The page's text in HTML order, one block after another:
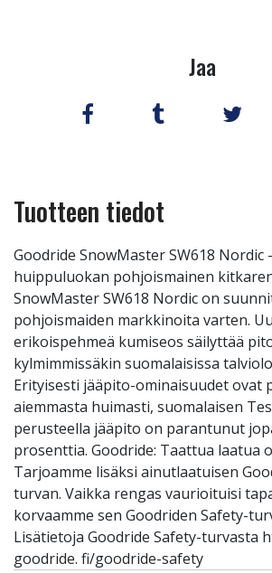
Jaa
Tuotteen tiedot
Goodride SnowMaster SW618 Nordic
huippuluokan pohjoismainen
SnowMaster SW618 Nordic on
pohjoismaiden markkinoita varten.
erikoispehmeä kumiseos säilyttää
kylmimmissäkin suomalaisissa
Erityisesti jääpito-ominaisuudet ovat
aiemmasta huimasti, suomalaisen
perusteella jääpito on parantunut
prosenttia. Goodride: Taattua laatua
Tarjoamme lisäksi ainutlaatuisen
turvan. Vaikka rengas vaurioituisi
korvaamme sen Goodriden Safety-
Lisätietoja Goodride Safety-turvasta
goodride. fi/goodride-safety